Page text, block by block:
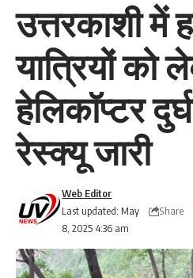
उत्तरकाशी में
यात्रियों को
हेलिकॉप्टर
रेस्क्यू जारी
Last updated: May
8, 2025 4:36 am
Web Editor
Share